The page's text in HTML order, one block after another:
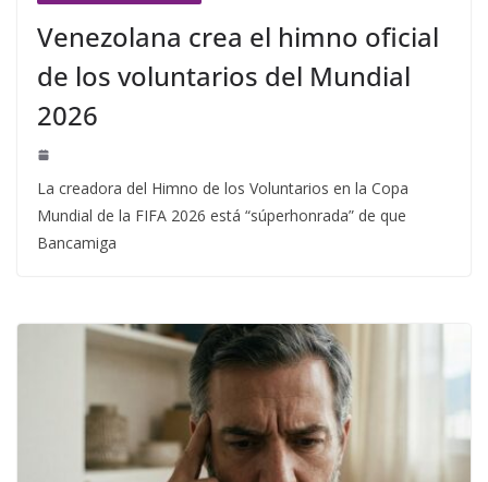
Venezolana crea el himno oficial
de los voluntarios del Mundial
2026
La creadora del Himno de los Voluntarios en la Copa
Mundial de la FIFA 2026 está “súperhonrada” de que
Bancamiga